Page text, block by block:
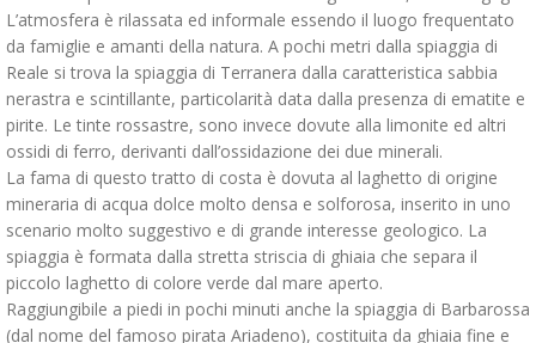
L’atmosfera è rilassata ed informale essendo il luogo frequentato
da famiglie e amanti della natura. A pochi metri dalla spiaggia di
Reale si trova la spiaggia di Terranera dalla caratteristica sabbia
nerastra e scintillante, particolarità data dalla presenza di ematite e
pirite. Le tinte rossastre, sono invece dovute alla limonite ed altri
ossidi di ferro, derivanti dall’ossidazione dei due minerali.
La fama di questo tratto di costa è dovuta al laghetto di origine
mineraria di acqua dolce molto densa e solforosa, inserito in uno
scenario molto suggestivo e di grande interesse geologico. La
spiaggia è formata dalla stretta striscia di ghiaia che separa il
piccolo laghetto di colore verde dal mare aperto.
Raggiungibile a piedi in pochi minuti anche la spiaggia di Barbarossa
(dal nome del famoso pirata Ariadeno), costituita da ghiaia fine e